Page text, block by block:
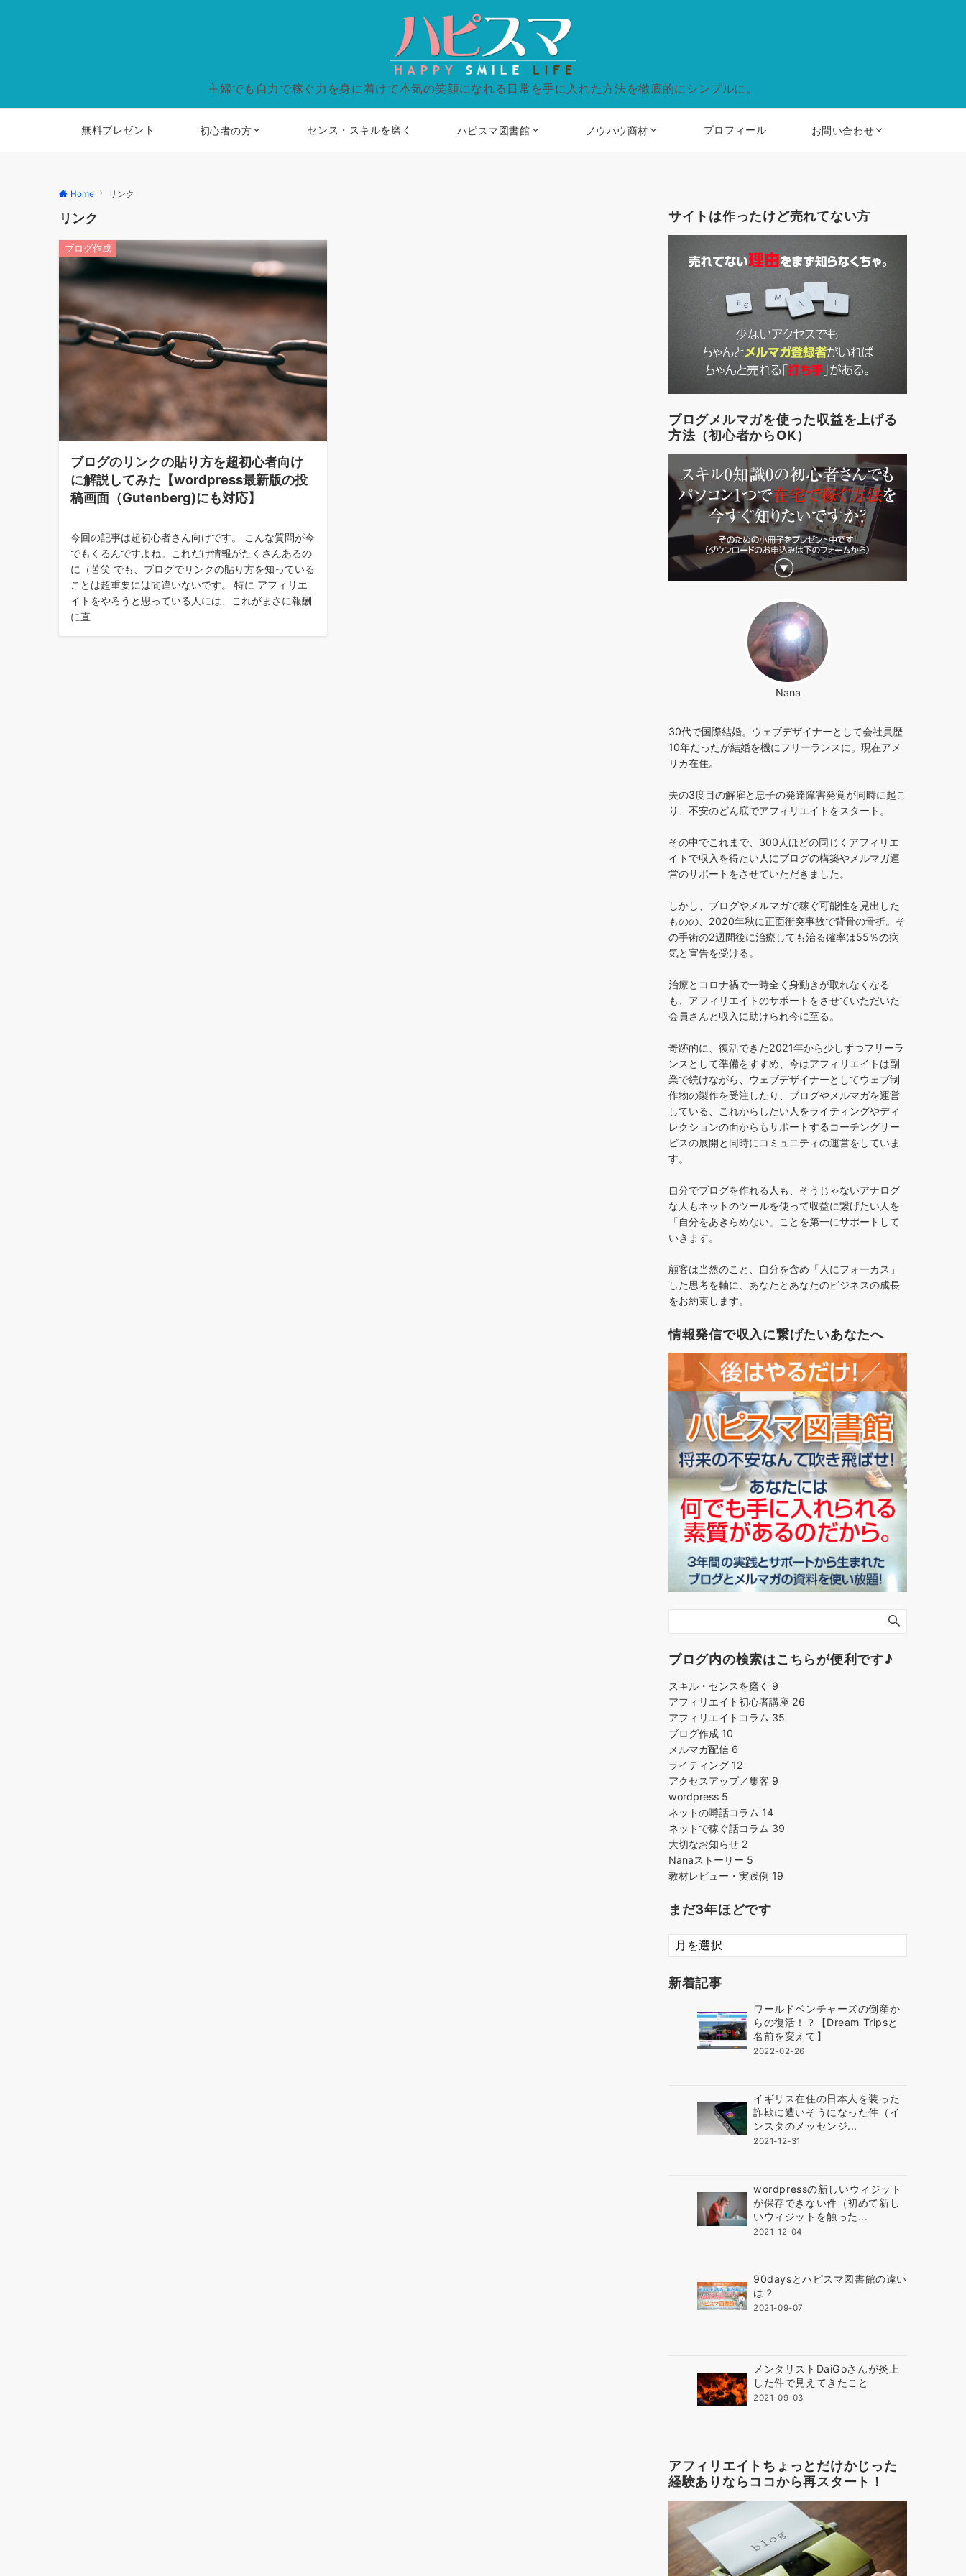
主婦でも自力で稼ぐ力を身に着けて本気の笑顔になれる日常を手に入れた方法を徹底的にシンプルに。
無料プレゼント 初心者の方 センス・スキルを磨く ハピスマ図書館 ノウハウ商材 プロフィール お問い合わせ
Home リンク
リンク
ブログ作成
ブログのリンクの貼り方を超初心者向け
に解説してみた【wordpress最新版の投
稿画面（Gutenberg)にも対応】
今回の記事は超初心者さん向けです。 こんな質問が今
でもくるんですよね。これだけ情報がたくさんあるの
に（苦笑 でも、ブログでリンクの貼り方を知っている
ことは超重要には間違いないです。 特に アフィリエ
イトをやろうと思っている人には、これがまさに報酬
に直
サイトは作ったけど売れてない方
ブログメルマガを使った収益を上げる
方法（初心者からOK）
Nana
30代で国際結婚。ウェブデザイナーとして会社員歴
10年だったが結婚を機にフリーランスに。現在アメ
リカ在住。
夫の3度目の解雇と息子の発達障害発覚が同時に起こ
り、不安のどん底でアフィリエイトをスタート。
その中でこれまで、300人ほどの同じくアフィリエ
イトで収入を得たい人にブログの構築やメルマガ運
営のサポートをさせていただきました。
しかし、ブログやメルマガで稼ぐ可能性を見出した
ものの、2020年秋に正面衝突事故で背骨の骨折。そ
の手術の2週間後に治療しても治る確率は55％の病
気と宣告を受ける。
治療とコロナ禍で一時全く身動きが取れなくなる
も、アフィリエイトのサポートをさせていただいた
会員さんと収入に助けられ今に至る。
奇跡的に、復活できた2021年から少しずつフリーラ
ンスとして準備をすすめ、今はアフィリエイトは副
業で続けながら、ウェブデザイナーとしてウェブ制
作物の製作を受注したり、ブログやメルマガを運営
している、これからしたい人をライティングやディ
レクションの面からもサポートするコーチングサー
ビスの展開と同時にコミュニティの運営をしていま
す。
自分でブログを作れる人も、そうじゃないアナログ
な人もネットのツールを使って収益に繋げたい人を
「自分をあきらめない」ことを第一にサポートして
いきます。
顧客は当然のこと、自分を含め「人にフォーカス」
した思考を軸に、あなたとあなたのビジネスの成長
をお約束します。
情報発信で収入に繋げたいあなたへ
ブログ内の検索はこちらが便利です♪
スキル・センスを磨く 9
アフィリエイト初心者講座 26
アフィリエイトコラム 35
ブログ作成 10
メルマガ配信 6
ライティング 12
アクセスアップ／集客 9
wordpress 5
ネットの噂話コラム 14
ネットで稼ぐ話コラム 39
大切なお知らせ 2
Nanaストーリー 5
教材レビュー・実践例 19
まだ3年ほどです
ま
だ
年
新着記事
ワールドベンチャーズの倒産か
らの復活！？【Dream Tripsと
名前を変えて】
2022-02-26
イギリス在住の日本人を装った
詐欺に遭いそうになった件（イ
ンスタのメッセンジ...
2021-12-31
wordpressの新しいウィジット
が保存できない件（初めて新し
いウィジットを触った...
2021-12-04
90daysとハピスマ図書館の違い
は？
2021-09-07
メンタリストDaiGoさんが炎上
した件で見えてきたこと
2021-09-03
アフィリエイトちょっとだけかじった
経験ありならココから再スタート！